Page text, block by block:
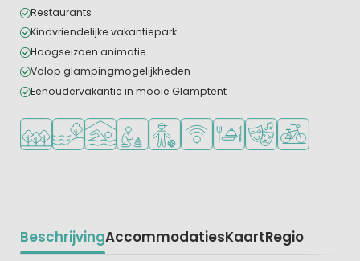
Restaurants
Kindvriendelijke vakantiepark
Hoogseizoen animatie
Volop glampingmogelijkheden
Eenoudervakantie in mooie Glamptent
Ligt in een bosrijke omgeving
Ligt bij het water
Overdekt zwembad
Aanbevolen voor jonge kinderen
Aanbevolen voor tieners
WiFi beschikbaar
Restaurant of pizzeria
Fietsverhuur
BeschrijvingAccommodatiesKaartRegio